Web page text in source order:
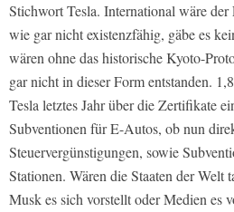
Stichwort Tesla. International wäre
wie gar nicht existenzfähig, gäbe es
wären ohne das historische Kyoto-
gar nicht in dieser Form entstanden.
Tesla letztes Jahr über die Zertifikate
Subventionen für E-Autos, ob nun
Steuervergünstigungen, sowie
Stationen. Wären die Staaten der Welt
Musk es sich vorstellt oder Medien es